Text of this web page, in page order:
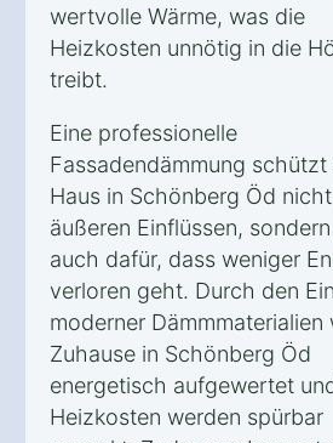
wertvolle Wärme, was die
Heizkosten unnötig in die
treibt.
Eine professionelle
Fassadendämmung schützt
Haus in Schönberg Öd
äußeren Einflüssen,
auch dafür, dass weniger
verloren geht. Durch den
moderner Dämmmaterialien
Zuhause in Schönberg Öd
energetisch aufgewertet
Heizkosten werden spürbar